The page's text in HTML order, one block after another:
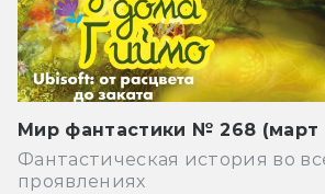
Мир фантастики № 268 (март
Фантастическая история во
проявлениях